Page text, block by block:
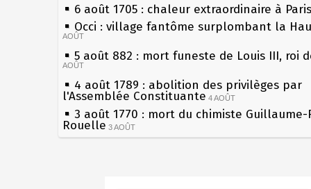
6 août 1705 : chaleur extraordinaire à Paris
Occi : village fantôme surplombant la
AOÛT
5 août 882 : mort funeste de Louis III, roi
AOÛT
4 août 1789 : abolition des privilèges par
l'Assemblée Constituante 4 AOÛT
3 août 1770 : mort du chimiste Guillaume-
Rouelle 3 AOÛT
Musée Jean de La Fontaine : réouverture